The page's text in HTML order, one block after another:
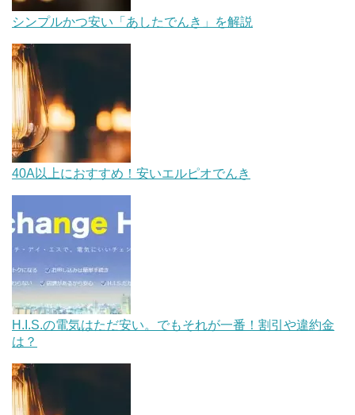
シンプルかつ安い「あしたでんき」を解説
40A以上におすすめ！安いエルピオでんき
H.I.S.の電気はただ安い。でもそれが一番！割引や違約金
は？